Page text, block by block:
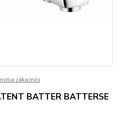
zákazníci
BATTER BATTERSE